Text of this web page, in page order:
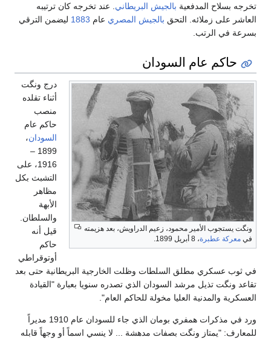
تخرجه بسلاح المدفعية بالجيش البريطاني. عند تخرجه كان ترتيبه
العاشر على زملائه. التحق بالجيش المصري عام 1883 ليضمن الترقي
بسرعة في الرتب.
حاكم عام السودان
ونگت يستجوب الأمير محمود، زعيم الدراويش، بعد هزيمته
في معركة عطبرة، 8 أبريل 1899.
درج ونگت
أثناء تقلده
منصب
حاكم عام
السودان،
1899 –
1916، على
التشبث بكل
مظاهر
الأبهة
والسلطان.
قيل أنه
حاكم
أوتوقراطي
في ثوب عسكري مطلق السلطات وظلت الخارجية البريطانية حتى بعد
تقاعد ونگت تذيل مرشد السودان الذي تصدره سنويا بعبارة "القيادة
العسكرية والمدنية العليا مخولة للحاكم العام".
ورد في مذكرات همفري بومان الذي جاء للسودان عام 1910 مديراً
للمعارف: "يمتاز ونگت بصفات مدهشة ... لا ينسي اسماً أو وجهاً قابله